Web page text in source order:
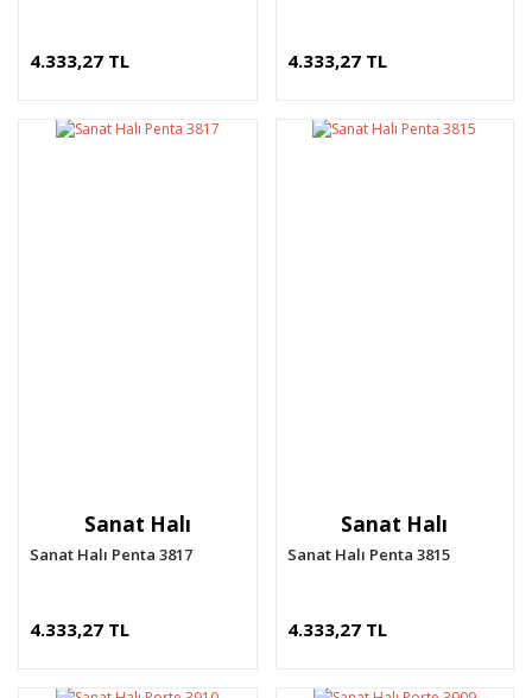
4.333,27 TL 4.333,27 TL
Sanat Halı
Sanat Halı Penta 3817
4.333,27 TL
Sanat Halı
Sanat Halı Penta 3815
4.333,27 TL